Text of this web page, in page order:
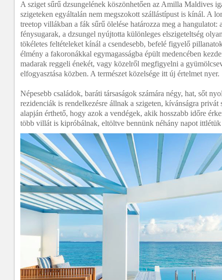
A sziget sűrű dzsungelének köszönhetően az Amilla Maldives
szigeteken egyáltalán nem megszokott szállástípust is kínál. A
treetop villákban a fák sűrű ölelése határozza meg a hangulatot:
fénysugarak, a dzsungel nyújtotta különleges elszigeteltség
tökéletes feltételeket kínál a csendesebb, befelé figyelő
élmény a fakoronákkal egymagasságba épült medencében
madarak reggeli énekét, vagy közelről megfigyelni a
elfogyasztása közben. A természet közelsége itt új értelmet nyer.
Népesebb családok, baráti társaságok számára négy, hat, sőt
rezidenciák is rendelkezésre állnak a szigeten, kívánságra
alapján érthető, hogy azok a vendégek, akik hosszabb időre
több villát is kipróbálnak, eltöltve bennünk néhány napot ittlétük